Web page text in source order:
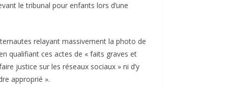
le tribunal pour enfants lors d’une
relayant massivement la photo de
qualifiant ces actes de « faits graves et
justice sur les réseaux sociaux » ni d’y
approprié ».